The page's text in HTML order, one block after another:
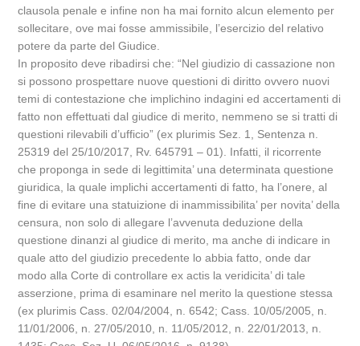
clausola penale e infine non ha mai fornito alcun elemento per
sollecitare, ove mai fosse ammissibile, l’esercizio del relativo
potere da parte del Giudice.
In proposito deve ribadirsi che: “Nel giudizio di cassazione non
si possono prospettare nuove questioni di diritto ovvero nuovi
temi di contestazione che implichino indagini ed accertamenti di
fatto non effettuati dal giudice di merito, nemmeno se si tratti di
questioni rilevabili d’ufficio” (ex plurimis Sez. 1, Sentenza n.
25319 del 25/10/2017, Rv. 645791 – 01). Infatti, il ricorrente
che proponga in sede di legittimita’ una determinata questione
giuridica, la quale implichi accertamenti di fatto, ha l’onere, al
fine di evitare una statuizione di inammissibilita’ per novita’ della
censura, non solo di allegare l’avvenuta deduzione della
questione dinanzi al giudice di merito, ma anche di indicare in
quale atto del giudizio precedente lo abbia fatto, onde dar
modo alla Corte di controllare ex actis la veridicita’ di tale
asserzione, prima di esaminare nel merito la questione stessa
(ex plurimis Cass. 02/04/2004, n. 6542; Cass. 10/05/2005, n.
11/01/2006, n. 27/05/2010, n. 11/05/2012, n. 22/01/2013, n.